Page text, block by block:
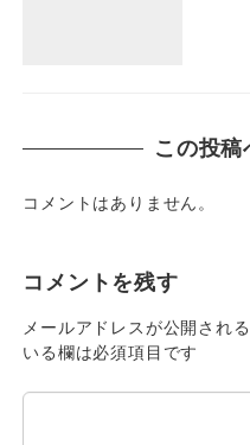
この投稿
コメントはありません。
コメントを残す
メールアドレスが公開され
いる欄は必須項目です